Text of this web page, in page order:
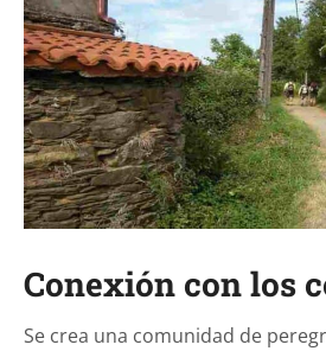
Conexión con los
Se crea una comunidad de